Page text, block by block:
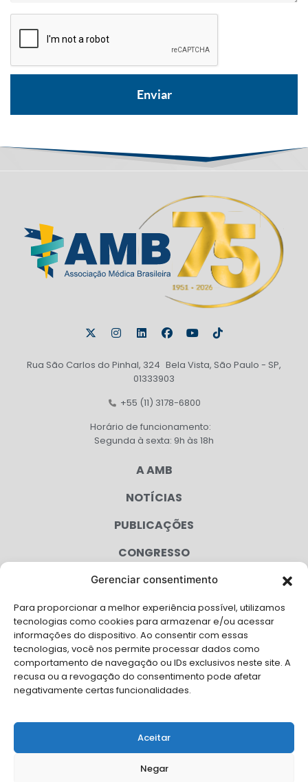
Gerenciar consentimento
Para proporcionar a melhor experiência possível, utilizamos
tecnologias como cookies para armazenar e/ou acessar
informações do dispositivo. Ao consentir com essas
tecnologias, você nos permite processar dados como
comportamento de navegação ou IDs exclusivos neste site. A
recusa ou a revogação do consentimento pode afetar
negativamente certas funcionalidades.
Aceitar
Negar
Rua São Carlos do Pinhal, 324 Bela Vista, São Paulo - SP,
01333903
+55 (11) 3178-6800
Horário de funcionamento:
Segunda à sexta: 9h às 18h
A AMB
NOTÍCIAS
PUBLICAÇÕES
CONGRESSO
AGENDA
CAMPANHAS
SERVIÇOS
FILIADAS
LGPD
FALE CONOSCO
Solicite Apoio Institucional da AMB para o seu evento